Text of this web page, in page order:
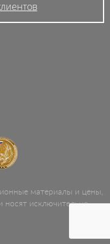
материалы и цены,
носят исключительно